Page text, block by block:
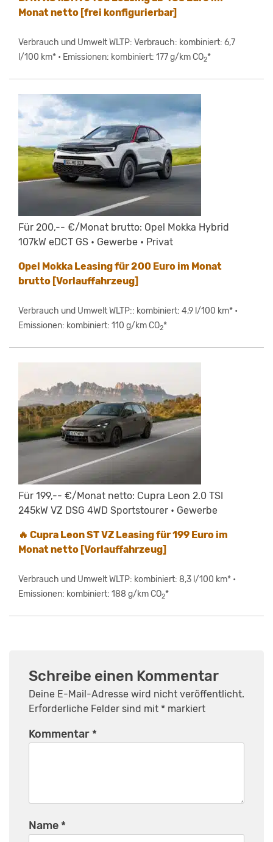
Monat netto [frei konfigurierbar]
Verbrauch und Umwelt WLTP: Verbrauch: kombiniert: 6,7
l/100 km* • Emissionen: kombiniert: 177 g/km CO2*
Für 200,-- €/Monat brutto: Opel Mokka Hybrid
107kW eDCT GS • Gewerbe • Privat
Opel Mokka Leasing für 200 Euro im Monat
brutto [Vorlauffahrzeug]
Verbrauch und Umwelt WLTP:: kombiniert: 4,9 l/100 km* •
Emissionen: kombiniert: 110 g/km CO2*
Für 199,-- €/Monat netto: Cupra Leon 2.0 TSI
245kW VZ DSG 4WD Sportstourer • Gewerbe
🔥 Cupra Leon ST VZ Leasing für 199 Euro im
Monat netto [Vorlauffahrzeug]
Verbrauch und Umwelt WLTP: kombiniert: 8,3 l/100 km* •
Emissionen: kombiniert: 188 g/km CO2*
Schreibe einen Kommentar
Deine E-Mail-Adresse wird nicht veröffentlicht.
Erforderliche Felder sind mit * markiert
Kommentar *
Name *